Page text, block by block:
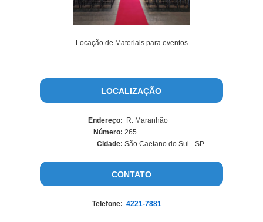
Locação de Materiais para eventos
LOCALIZAÇÃO
Endereço: R. Maranhão
Número: 265
Cidade: São Caetano do Sul - SP
CONTATO
Telefone: 4221-7881